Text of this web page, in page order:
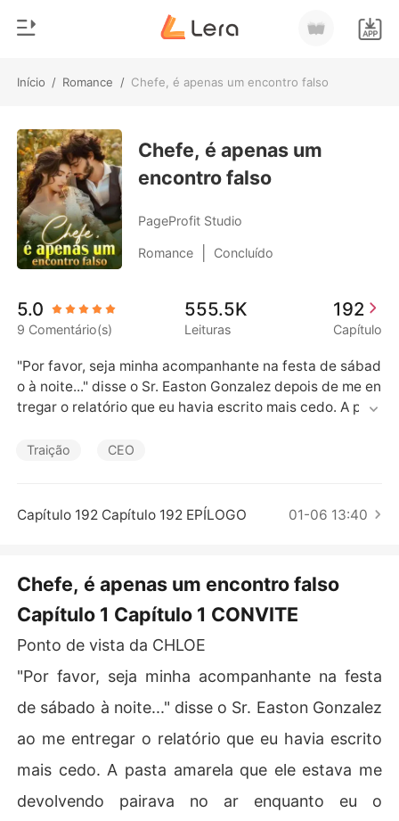
Início / Romance / Chefe, é apenas um encontro falso
Loja
Histórico
Sair
Baixar App
Gênero
Moderno
Lobisomem
Contos
Bilionários
Contos Curtos
Chefe, é apenas um
encontro falso
PageProfit Studio
Romance Concluído
5.0
9 Comentário(s)
555.5K
Leituras
192
Capítulo
"Por favor, seja minha acompanhante na festa de sábad
o à noite..." disse o Sr. Easton Gonzalez depois de me en
tregar o relatório que eu havia escrito mais cedo. A past
a no ar enquanto eu o encarava, chocada.
r furioso para meu chefe.
Easton Gonzalez, o CEO da Gonzalez Aço e Indústrias, p
ediu para sua assistente pessoal, Chloe Bell, ser sua ac
resa para irritar e perturbar sua ex-esposa, que o traiu
com seu melhor amigo. Ele escolheu Chloe entre todas
ra como as outras, loucas por ele.
Traição CEO
Capítulo 192 Capítulo 192 EPÍLOGO 01-06 13:40
Chefe, é apenas um encontro falso
Capítulo 1 Capítulo 1 CONVITE
Ponto de vista da CHLOE
"Por favor, seja minha acompanhante na festa
de sábado à noite..." disse o Sr. Easton Gonzalez
ao me entregar o relatório que eu havia escrito
mais cedo. A pasta amarela que ele estava me
devolvendo pairava no ar enquanto eu o